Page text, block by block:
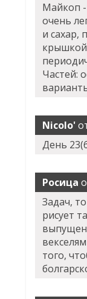
Майкоп -
очень
и сахар,
крышкой
Частей:
Nicolo'
День
Росица
Задач,
рисует
того,